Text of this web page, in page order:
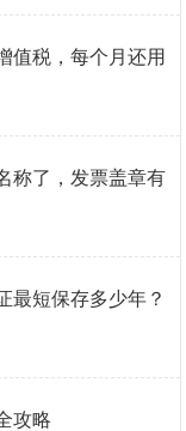
值税，每个月还用
称了，发票盖章有
最短保存多少年？
攻略